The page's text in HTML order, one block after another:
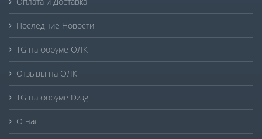
Последние Новости
TG на форуме ОЛК
Отзывы на ОЛК
TG на форуме Dzagi
О нас